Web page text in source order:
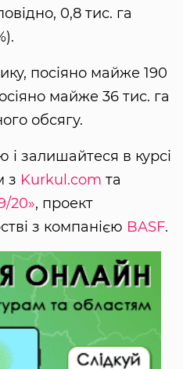
0,8 тис. га
посіяно майже 190
майже 36 тис. га
обсягу.
і залишайтеся в курсі
з Kurkul.com та
20», проект
з компанією BASF.